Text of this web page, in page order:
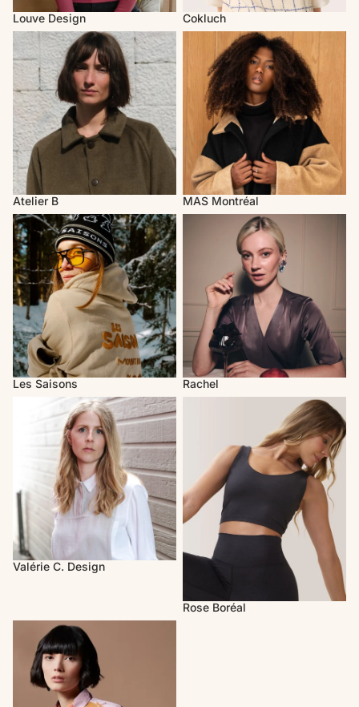
Louve Design
Cokluch
Atelier B
Atelier B
MAS Montréal
MAS Montréal
Les Saisons
Les Saisons
Rachel
Valérie C. Design
Valérie C. Design
Rose Boréal
Melow par Mélissa Bolduc